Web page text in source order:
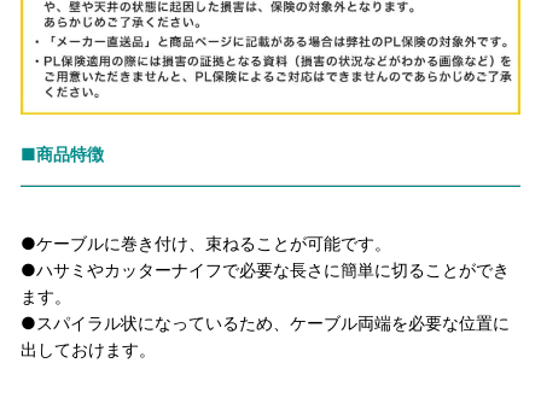
■商品特徴
●ケーブルに巻き付け、束ねることが可能です。
●ハサミやカッターナイフで必要な長さに簡単に切ることができ
ます。
●スパイラル状になっているため、ケーブル両端を必要な位置に
出しておけます。